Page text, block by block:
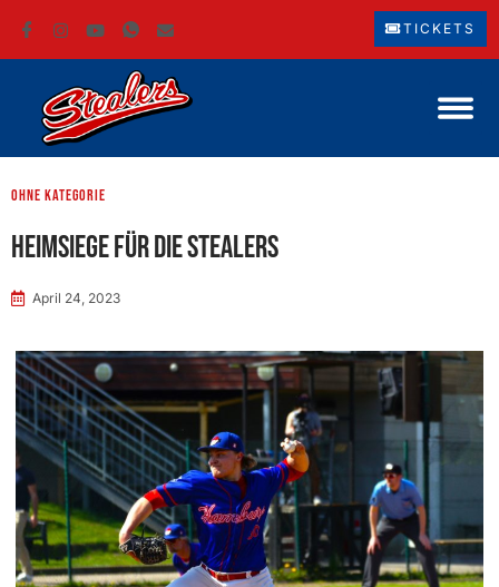
TICKETS
ohne Kategorie
Heimsiege für die Stealers
April 24, 2023